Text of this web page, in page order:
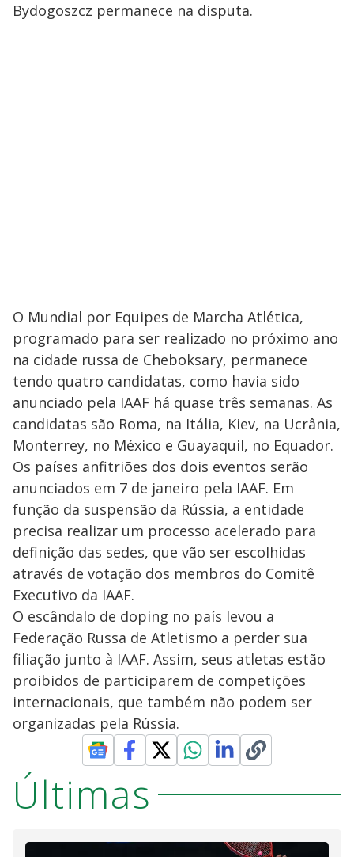
Bydogoszcz permanece na disputa.
O Mundial por Equipes de Marcha Atlética,
programado para ser realizado no próximo ano
na cidade russa de Cheboksary, permanece
tendo quatro candidatas, como havia sido
anunciado pela IAAF há quase três semanas. As
candidatas são Roma, na Itália, Kiev, na Ucrânia,
Monterrey, no México e Guayaquil, no Equador.
Os países anfitriões dos dois eventos serão
anunciados em 7 de janeiro pela IAAF. Em
função da suspensão da Rússia, a entidade
precisa realizar um processo acelerado para
definição das sedes, que vão ser escolhidas
através de votação dos membros do Comitê
Executivo da IAAF.
O escândalo de doping no país levou a
Federação Russa de Atletismo a perder sua
filiação junto à IAAF. Assim, seus atletas estão
proibidos de participarem de competições
internacionais, que também não podem ser
organizadas pela Rússia.
Últimas